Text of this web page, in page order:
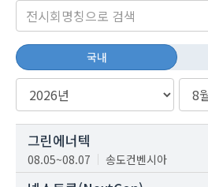
국내
그린에너텍
08.05~08.07 송도컨벤시아